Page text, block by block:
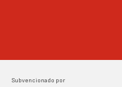
Subvencionado por